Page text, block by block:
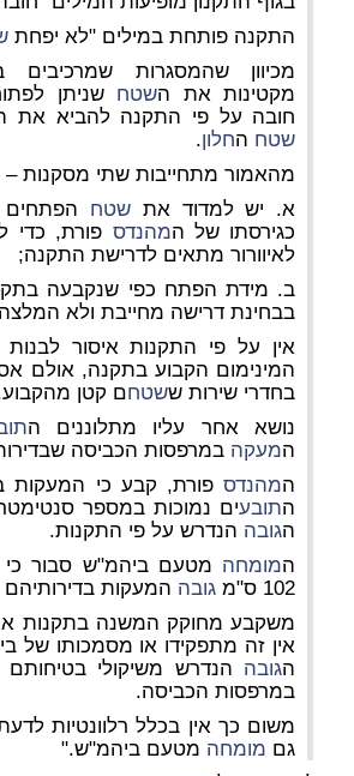
התקנה פותחת במילים "לא יפחת
מכיוון שהמסגרות שמרכיבים
מקטינות את השטח שניתן
חובה על פי התקנה להביא את
שטח החלון.
מהאמור מתחייבות שתי מסקנות –
א. יש למדוד את שטח הפתחים
כגירסתו של המהנדס פורת, כדי
לאיוורור מתאים לדרישת התקנה;
ב. מידת הפתח כפי שנקבעה
בבחינת דרישה מחייבת ולא
אין על פי התקנות איסור
המינימום הקבוע בתקנה, אולם
בחדרי שירות ששטחם קטן
נושא אחר עליו מתלוננים ה
המעקה במרפסות הכביסה
המהנדספורת, קבע כי המעקות
התובע
הגובה הנדרש על פי התקנות.
המומחה מטעם ביהמ"ש סבור כי
102 ס"מ
גובה המעקות
משקבע מחוקק המשנה בתקנות
אין זה מתפקידו או מסמכותו של
הגובה הנדרש משיקולי
במרפסות הכביסה.
משום כך אין בכלל רלוונטיות
גם מומחה מטעם ביהמ"ש."